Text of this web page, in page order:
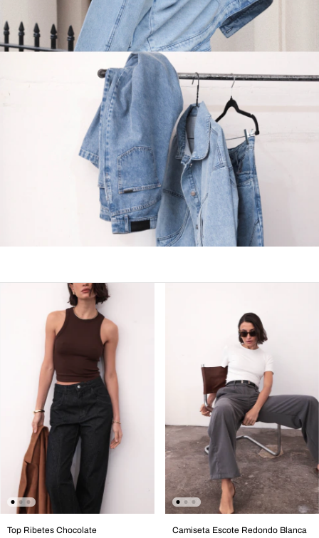
Top Ribetes Chocolate Camiseta Escote Redondo Blanca